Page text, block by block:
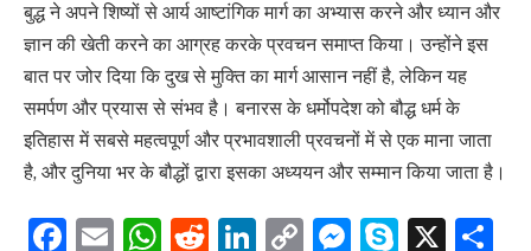
बुद्ध ने अपने शिष्यों से आर्य आष्टांगिक मार्ग का अभ्यास करने और ध्यान और
ज्ञान की खेती करने का आग्रह करके प्रवचन समाप्त किया। उन्होंने इस
बात पर जोर दिया कि दुख से मुक्ति का मार्ग आसान नहीं है, लेकिन यह
समर्पण और प्रयास से संभव है। बनारस के धर्मोपदेश को बौद्ध धर्म के
इतिहास में सबसे महत्वपूर्ण और प्रभावशाली प्रवचनों में से एक माना जाता
है, और दुनिया भर के बौद्धों द्वारा इसका अध्ययन और सम्मान किया जाता है।
Facebook
EmailWhatsApp
Reddit
LinkedIn
Copy Skype
X